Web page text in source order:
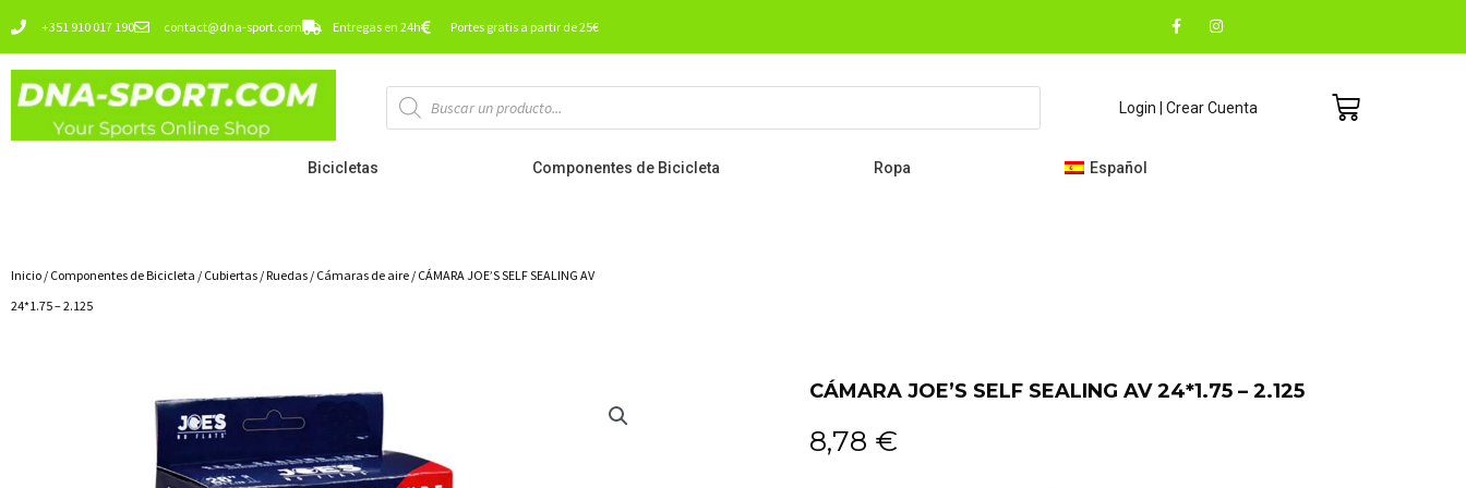
contenido
+351 910 017 190 contact@dna-sport.com Entregas en 24h Portes gratis a partir de 25€ F
a
o
I
n
r
Búsqueda
de
productos
Login | Crear Cuenta Carrito
Bicicletas Componentes de Bicicleta Ropa Español
Inicio / Componentes de Bicicleta / Cubiertas / Ruedas / Cámaras de aire / CÁMARA JOE’S SELF SEALING AV
24*1.75 – 2.125
CÁMARA JOE’S SELF SEALING AV 24*1.75 – 2.125
8,78 €